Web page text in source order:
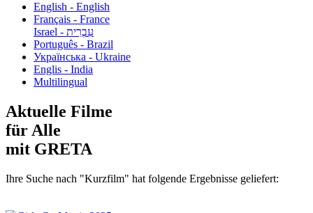
English - English
Français - France
עִבְרִית - Israel
Português - Brazil
Українська - Ukraine
Englis - India
Multilingual
Aktuelle Filme
für Alle
mit GRETA
Ihre Suche nach "Kurzfilm" hat folgende Ergebnisse geliefert: